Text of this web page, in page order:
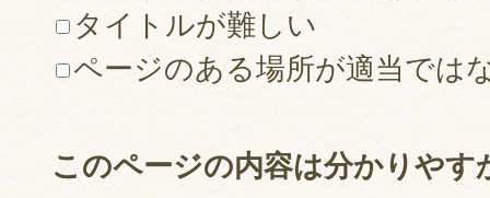
タイトルが難しい
ページのある場所が適当では
このページの内容は分かりやす